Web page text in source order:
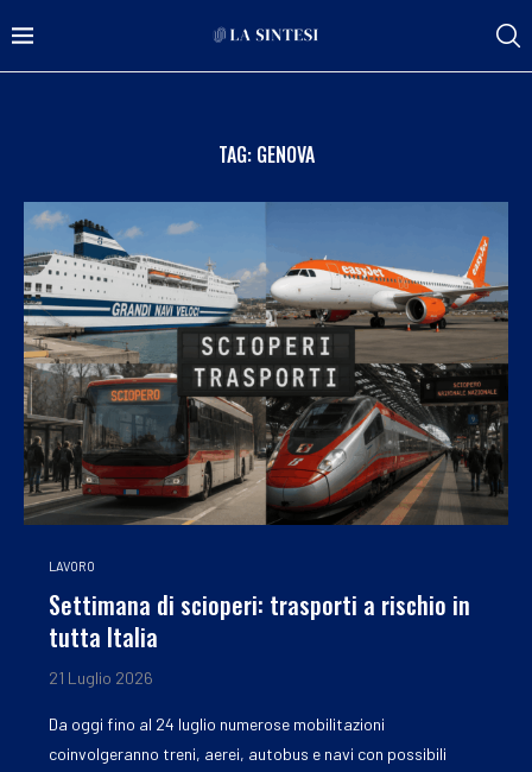
TAG: GENOVA
LAVORO
Settimana di scioperi: trasporti a rischio in
tutta Italia
21 Luglio 2026
Da oggi fino al 24 luglio numerose mobilitazioni
coinvolgeranno treni, aerei, autobus e navi con possibili